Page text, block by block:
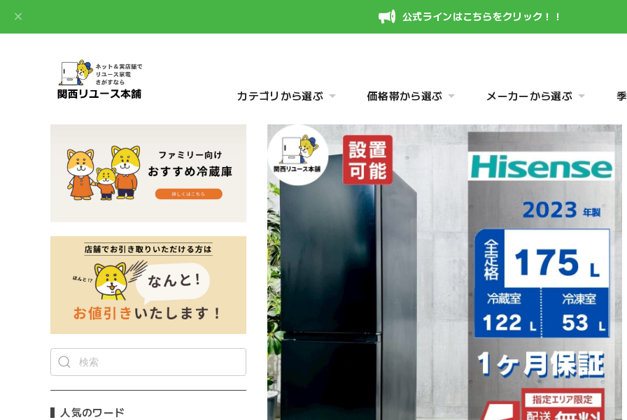
公式ラインはこちらをクリック！！
カテゴリから選ぶ 価格帯から選ぶ メーカーから選ぶ
人気のワード